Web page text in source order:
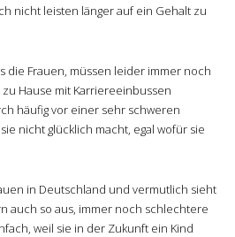
nicht leisten länger auf ein Gehalt zu
die Frauen, müssen leider immer noch
Hause mit Karriereeinbussen
häufig vor einer sehr schweren
nicht glücklich macht, egal wofür sie
in Deutschland und vermutlich sieht
auch so aus, immer noch schlechtere
weil sie in der Zukunft ein Kind